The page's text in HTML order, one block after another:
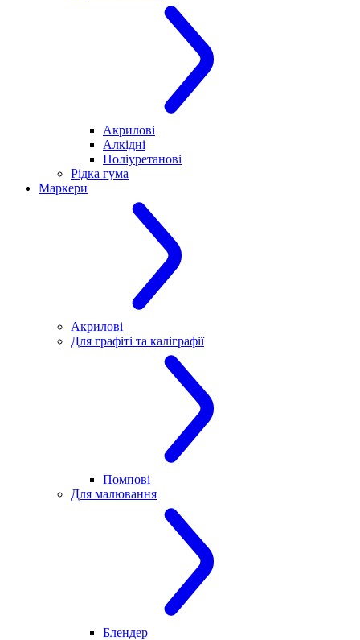
Акрилові
Алкідні
Поліуретанові
Рідка гума
Маркери
Акрилові
Для графіті та каліграфії
Помпові
Для малювання
Блендер